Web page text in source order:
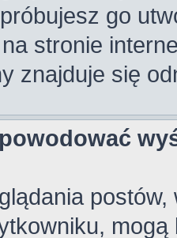
go
stronie
znajduje się